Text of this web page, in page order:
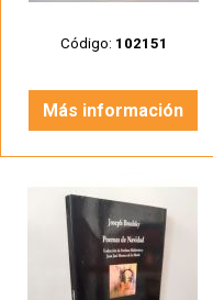
Código: 102151
Más información